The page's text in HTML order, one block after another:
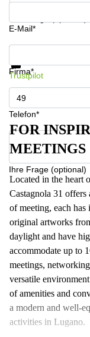
E-Mail*
Firma*
Telefon*
Ihre Frage (optional)
Informationen und
Trustpilot
FOR
MEETINGS
Located in the heart
Castagnola 31
of meeting, each
original artworks
daylight and have
accommodate up to
meetings,
versatile
of amenities and
a modern and well-
activities in Lugano.